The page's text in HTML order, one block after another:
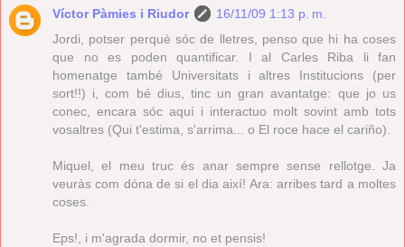
Víctor Pàmies i Riudor
16/11/09 1:13 p. m.
Jordi, potser perquè sóc de lletres, penso que hi ha coses
que no es poden quantificar. I al Carles Riba li fan
homenatge també Universitats i altres Institucions (per
sort!!) i, com bé dius, tinc un gran avantatge: que jo us
conec, encara sóc aquí i interactuo molt sovint amb tots
vosaltres (Qui t'estima, s'arrima... o El roce hace el cariño).
Miquel, el meu truc és anar sempre sense rellotge. Ja
veuràs com dóna de si el dia així! Ara: arribes tard a moltes
coses.
Eps!, i m'agrada dormir, no et pensis!